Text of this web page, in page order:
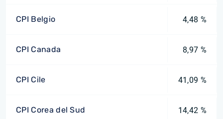
CPI Belgio 4,48 %
CPI Canada 8,97 %
CPI Cile 41,09 %
CPI Corea del Sud 14,42 %